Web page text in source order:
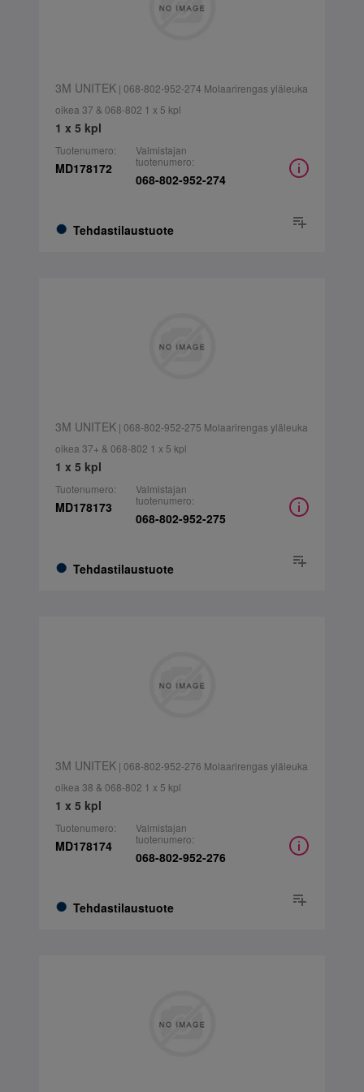
3M UNITEK| 068-802-952-274 Molaarirengas yläleuka
oikea 37 & 068-802 1 x 5 kpl
1 x 5 kpl
Tuotenumero:
MD178172
Tehdastilaustuote
Valmistajan
tuotenumero:
068-802-952-274
3M UNITEK| 068-802-952-275 Molaarirengas yläleuka
oikea 37+ & 068-802 1 x 5 kpl
1 x 5 kpl
Tuotenumero:
MD178173
Tehdastilaustuote
Valmistajan
tuotenumero:
068-802-952-275
3M UNITEK| 068-802-952-276 Molaarirengas yläleuka
oikea 38 & 068-802 1 x 5 kpl
1 x 5 kpl
Tuotenumero:
MD178174
Tehdastilaustuote
Valmistajan
tuotenumero:
068-802-952-276